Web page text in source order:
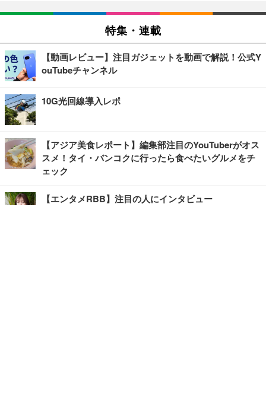
特集・連載
【動画レビュー】注目ガジェットを動画で解説！公式Y
ouTubeチャンネル
10G光回線導入レポ
【アジア美食レポート】編集部注目のYouTuberがオス
スメ！タイ・バンコクに行ったら食べたいグルメをチ
ェック
【エンタメRBB】注目の人にインタビュー